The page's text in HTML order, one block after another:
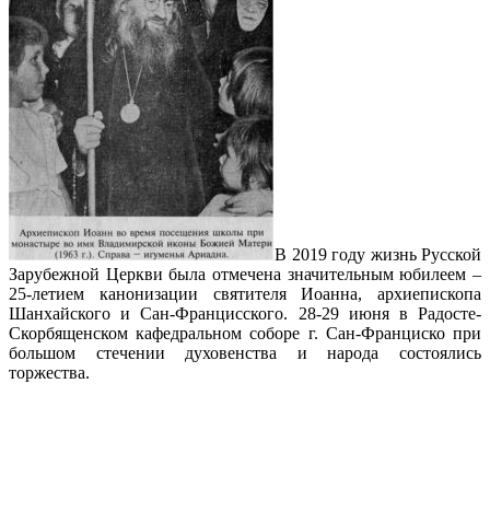
В 2019 году жизнь Русской
Зарубежной Церкви была отмечена значительным юбилеем –
25-летием канонизации святителя Иоанна, архиепископа
Шанхайского и Сан-Францисского. 28-29 июня в Радосте-
Скорбященском кафедральном соборе г. Сан-Франциско при
большом стечении духовенства и народа состоялись
торжества.